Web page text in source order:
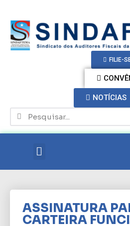
FILIE-
NOTÍCIAS
ASSINATURA
CARTEIRA